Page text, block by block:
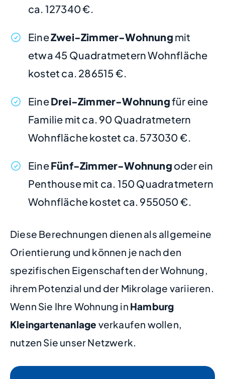
ca. 127340 €.
EineZwei-Zimmer-Wohnung mit
etwa 45 Quadratmetern Wohnfläche
kostet ca. 286515 €.
EineDrei-Zimmer-Wohnungfür eine
Familie mit ca. 90 Quadratmetern
Wohnfläche kostet ca. 573030 €.
EineFünf-Zimmer-Wohnung oder ein
Penthouse mit ca. 150 Quadratmetern
Wohnfläche kostet ca. 955050 €.
Diese Berechnungen dienen als allgemeine
Orientierung und können je nach den
spezifischen Eigenschaften der Wohnung,
ihrem Potenzial und der Mikrolage variieren.
Wenn Sie Ihre Wohnung in Hamburg
Kleingartenanlage verkaufen wollen,
nutzen Sie unser Netzwerk.